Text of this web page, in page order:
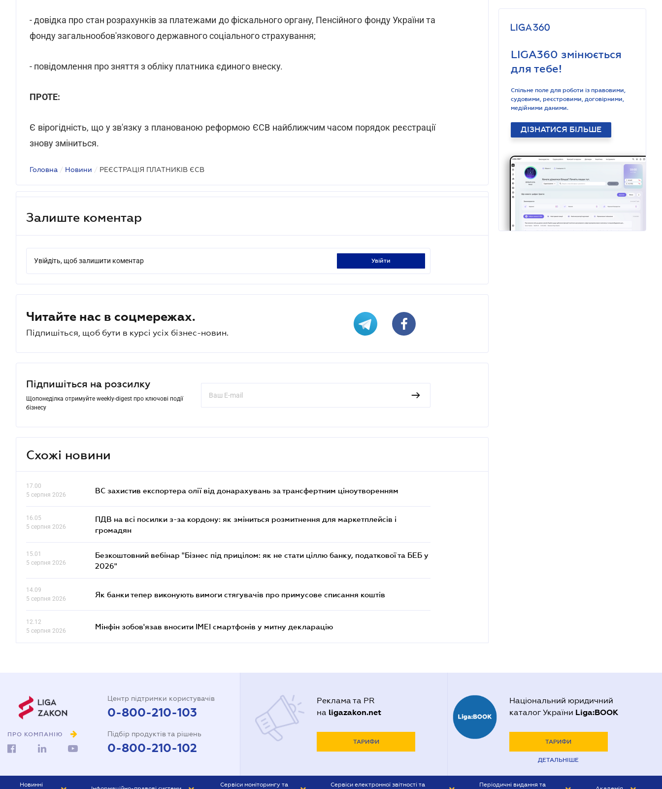
- довідка про стан розрахунків за платежами до фіскального органу, Пенсійного фонду України та
фонду загальнообов'язкового державного соціального страхування;
- повідомлення про зняття з обліку платника єдиного внеску.
ПРОТЕ:
Є вірогідність, що у зв'язку з планованою реформою ЄСВ найближчим часом порядок реєстрації
знову зміниться.
Головна / Новини / РЕЄСТРАЦІЯ ПЛАТНИКІВ ЄСВ
Залиште коментар
Увійдіть, щоб залишити коментар увійти
Читайте нас в соцмережах.
Підпишіться, щоб бути в курсі усіх бізнес-новин.
Підпишіться на розсилку
Щопонеділка отримуйте weekly-digest про ключові події
бізнесу
Схожі новини
17.00
5 серпня 2026
ВС захистив експортера олії від донарахувань за трансфертним ціноутворенням
16.05
5 серпня 2026
ПДВ на всі посилки з-за кордону: як зміниться розмитнення для маркетплейсів і
громадян
15.01
5 серпня 2026
Безкоштовний вебінар "Бізнес під прицілом: як не стати ціллю банку, податкової та БЕБ у
2026"
14.09
5 серпня 2026
Як банки тепер виконують вимоги стягувачів про примусове списання коштів
12.12
5 серпня 2026
Мінфін зобов'язав вносити IMEI смартфонів у митну декларацію
LIGA360 змінюється
для тебе!
Спільне поле для роботи із правовими,
судовими, реєстровими, договірними,
медійними даними.
ДІЗНАТИСЯ БІЛЬШЕ
ПРО КОМПАНІЮ
Центр підтримки користувачів
0-800-210-103
Підбір продуктів та рішень
0-800-210-102
Реклама та PR
на ligazakon.net
ТАРИФИ
Національний юридичний
каталог України Liga:BOOK
ТАРИФИ
ДЕТАЛЬНІШЕ
Новинні Сервіси моніторингу та Сервіси електронної звітності та Періодичні видання та